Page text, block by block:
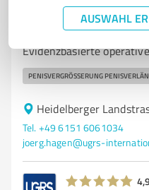
AUSWAHL
Ärzte &
UGRS Darmstadt
Evidenzbasierte
PENISVERGRÖSSERUNG
Heidelberger
Tel. +49 6151 6061034
joerg.hagen@ugrs-